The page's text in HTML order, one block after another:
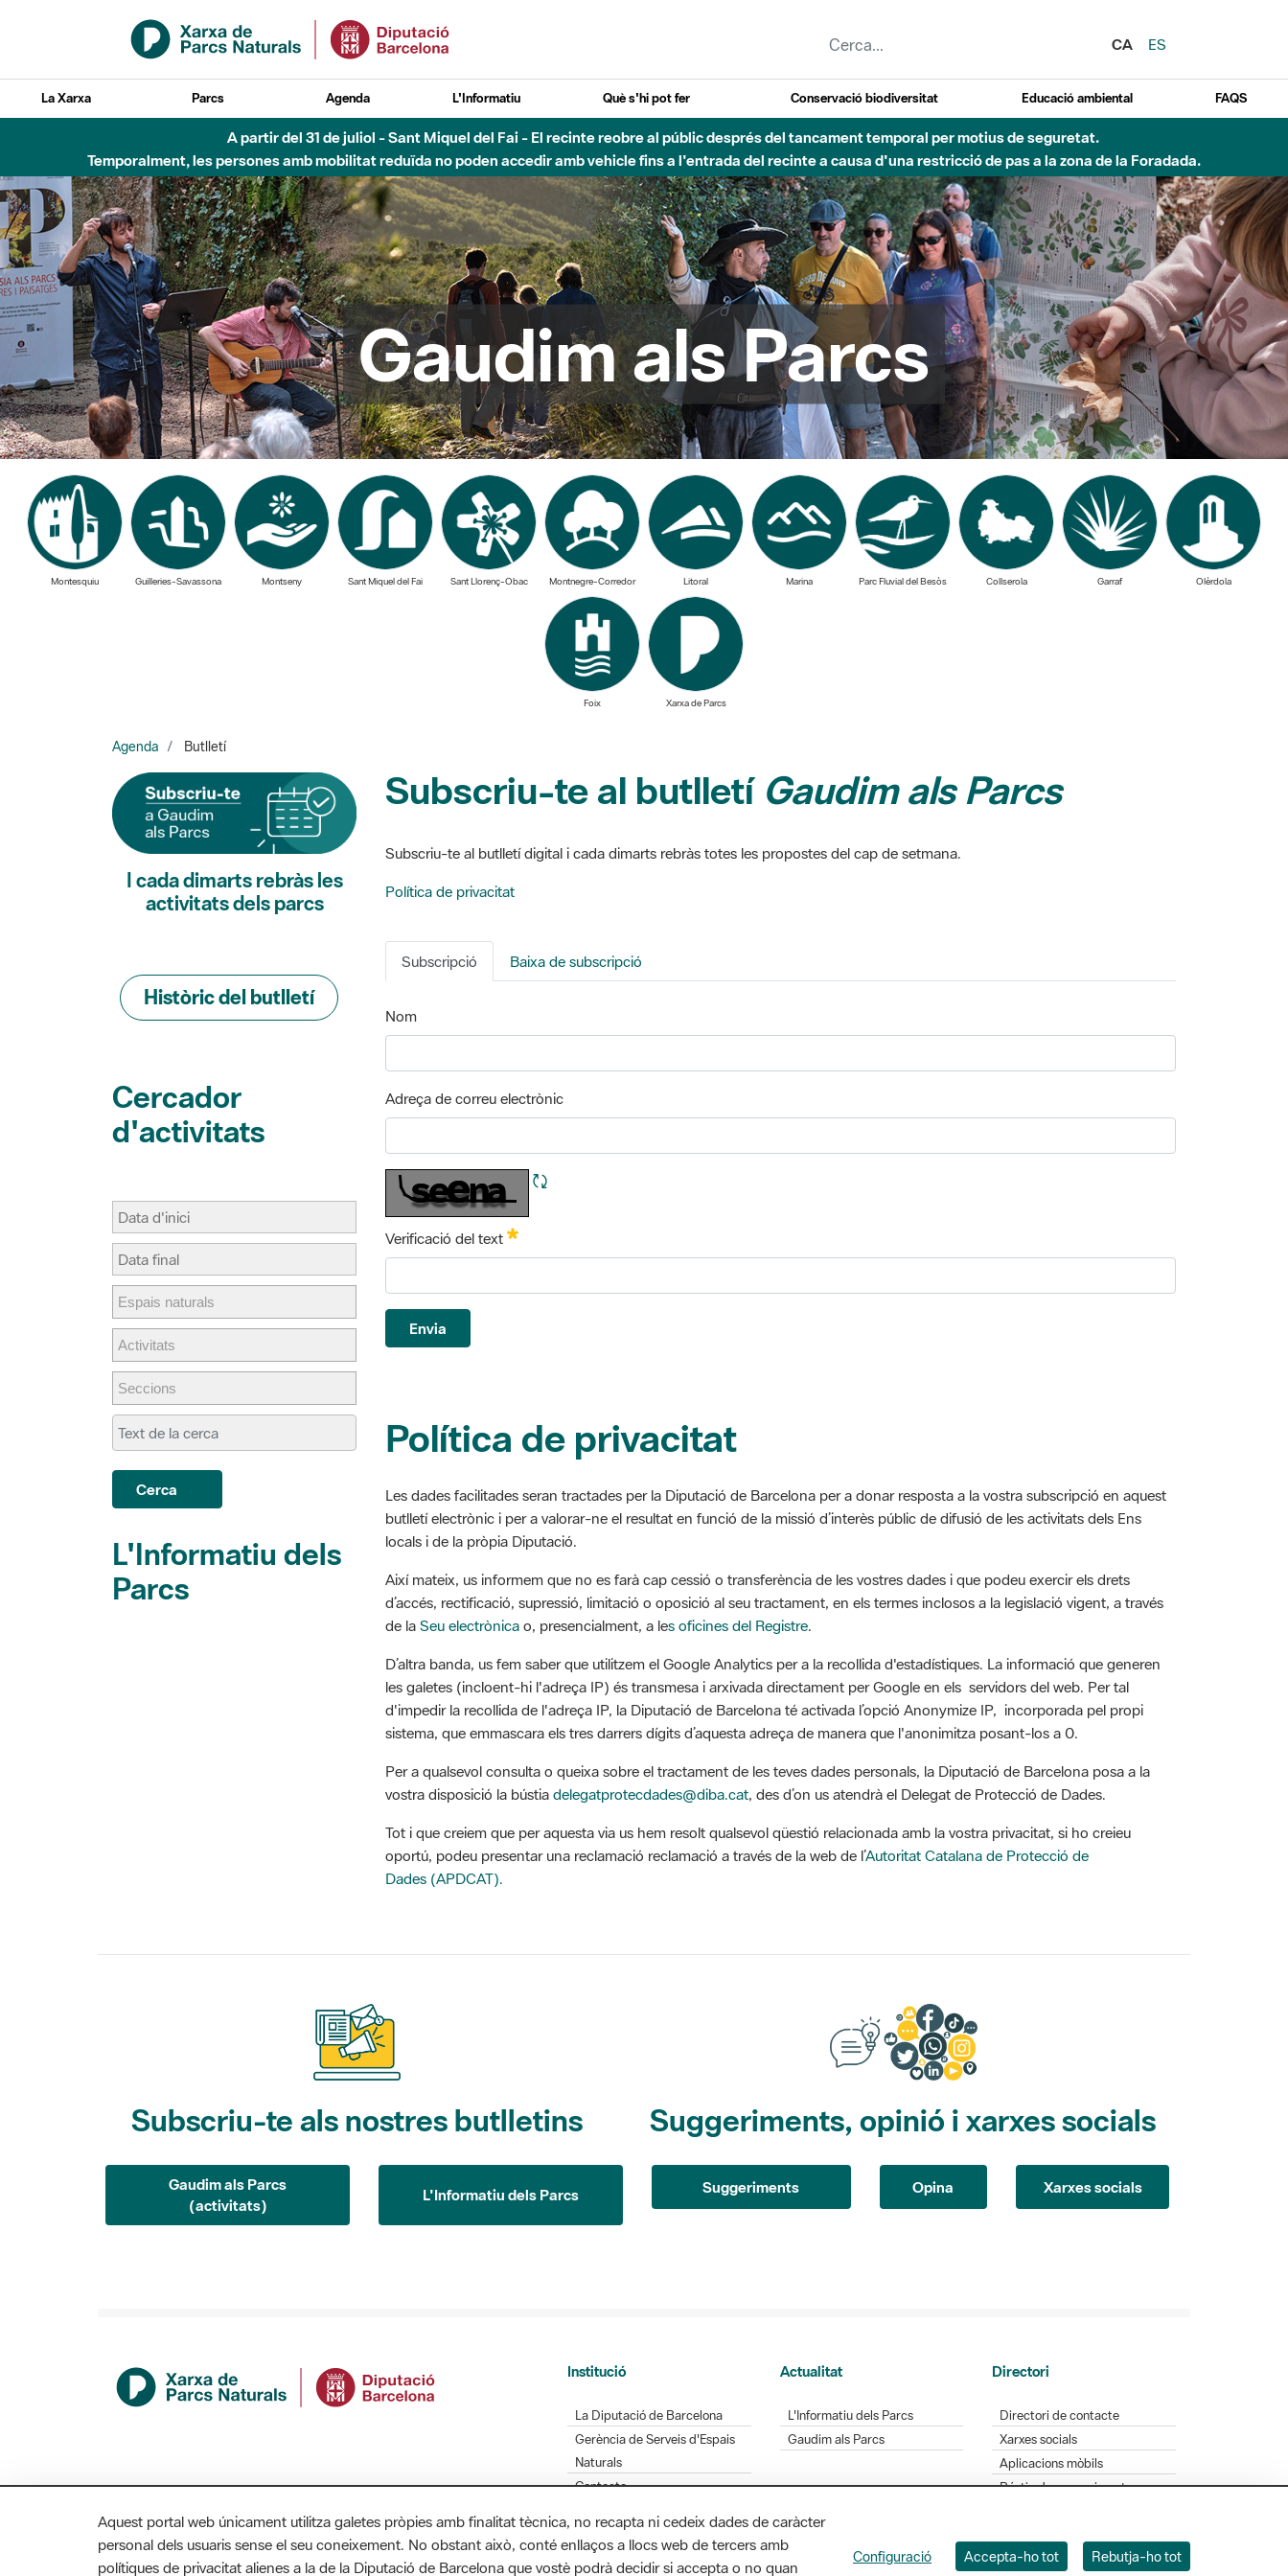
Salta al contingut principal
CA
ES
La Xarxa Parcs Agenda L'Informatiu Què s'hi pot fer Conservació biodiversitat Educació ambiental FAQS
Fins al desembre de 2026 - Parc Fluvial Besòs - Afectacions a la llera del Parc Fluvial del Besòs degut a obres de construcció d'una passera sobre el riu
Gaudim als Parcs
Montesquiu Guilleries-Savassona Sant Miquel del Fai Sant Llorenç-Obac Montnegre-Corredor Parc Fluvial del Besòs Olèrdola
Foix Xarxa de Parcs
I cada dimarts rebràs les
activitats dels parcs
Històric del butlletí
d'activitats
Cerca
Parcs
Subscriu-te al butlletí Gaudim als Parcs
Subscripció
Adreça de correu electrònic
Refresca CAPTCHA
Verificació del text Obligatori
Envia
Política de privacitat
butlletí electrònic i per a valorar-ne el resultat en funció de la missió d’interès públic de difusió de les activitats dels Ens
locals i de la pròpia Diputació.
Així mateix, us informem que no es farà cap cessió o transferència de les vostres dades i que podeu exercir els drets
d’accés, rectificació, supressió, limitació o oposició al seu tractament, en els termes inclosos a la legislació vigent, a través
de laSeu electrònicao, presencialment, a les oficines del Registre.
D’altra banda, us fem saber que utilitzem el Google Analytics per a la recollida d'estadístiques. La informació que generen
les galetes (incloent-hi l'adreça IP) és transmesa i arxivada directament per Google en els servidors del web. Per tal
d'impedir la recollida de l'adreça IP, la Diputació de Barcelona té activada l’opció Anonymize IP, incorporada pel propi
sistema, que emmascara els tres darrers dígits d’aquesta adreça de manera que l'anonimitza posant-los a 0.
Per a qualsevol consulta o queixa sobre el tractament de les teves dades personals, la Diputació de Barcelona posa a la
vostra disposició la bústia delegatprotecdades@diba.cat , des d’on us atendrà el Delegat de Protecció de Dades.
Tot i que creiem que per aquesta via us hem resolt qualsevol qüestió relacionada amb la vostra privacitat, si ho creieu
oportú, podeu presentar una reclamació reclamació a través de la web de l’Autoritat Catalana de Protecció de
Dades (APDCAT).
Gaudim als Parcs
(activitats)
Suggeriments Opina Xarxes socials
Gerència de Serveis d'Espais
Naturals
Contacte
Gaudim als Parcs
Xarxes socials
Aplicacions mòbils
Bústia de suggeriments
Opineu sobre els parcs
Diputació de Barcelona. Edifici Llacuna, 1a planta. Badajoz, 49. 08005 Barcelona. Tel. 934 022 428
Aquest portal web únicament utilitza galetes pròpies amb finalitat tècnica, no recapta ni cedeix dades de caràcter
personal dels usuaris sense el seu coneixement. No obstant això, conté enllaços a llocs web de tercers amb
polítiques de privacitat alienes a la de la Diputació de Barcelona que vostè podrà decidir si accepta o no quan
Configuració Accepta-ho tot Rebutja-ho tot